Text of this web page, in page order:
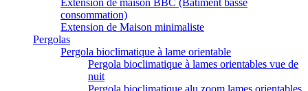
Extension de maison BBC (Bâtiment basse
consommation)
Extension de Maison minimaliste
Pergolas
Pergola bioclimatique à lame orientable
Pergola bioclimatique à lames orientables vue de
nuit
Pergola bioclimatique alu zoom lames orientables